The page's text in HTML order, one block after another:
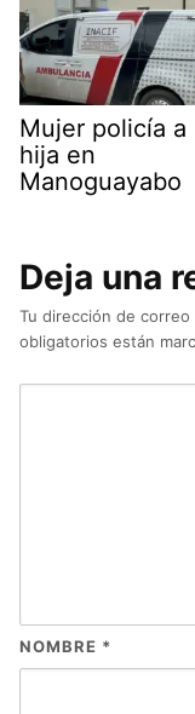
Mujer policía a
hija en
Manoguayabo
Deja una
Tu dirección de
obligatorios están
NOMBRE *